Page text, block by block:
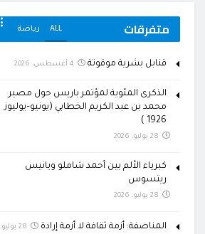
حول
متفرقات ALL رياضة
قنابل بشرية موقوتة
الذكرى المئوية لمؤتمر باريس حول مصير
محمد بن عبد الكريم الخطابي (يونيو–يوليوز
1926 )
كبرياء الألم بين أحمد شاملو ويانيس
ريتسوس
المناصفة: أزمة ثقافة لا أزمة إرادة 28 يوليو،